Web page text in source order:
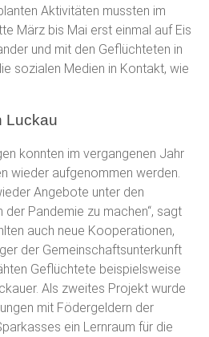
Aktivitäten mussten im
März bis Mai erst einmal auf Eis
und mit den Geflüchteten in
sozialen Medien in Kontakt, wie
Luckau
konnten im vergangenen Jahr
wieder aufgenommen werden.
Angebote unter den
Pandemie zu machen“, sagt
auch neue Kooperationen,
der Gemeinschaftsunterkunft
Geflüchtete beispielsweise
Als zweites Projekt wurde
mit Födergeldern der
ein Lernraum für die